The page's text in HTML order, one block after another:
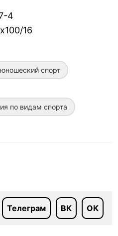
4
16
спорт
по видам спорта
Телеграм ВК ОК